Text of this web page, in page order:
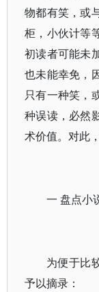
物都有笑，或
柜，小伙计等
初读者可能未
也未能幸免，
只有一种笑，
种误读，必然
术价值。对此
一 盘点小
为便于比
予以摘录：